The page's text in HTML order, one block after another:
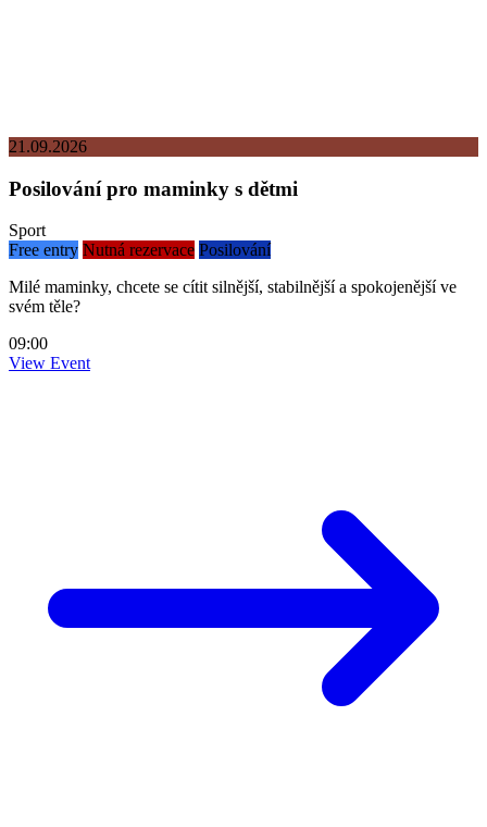
21.09.2026
Posilování pro maminky s dětmi
Sport
Free entry Nutná rezervace Posilování
Milé maminky, chcete se cítit silnější, stabilnější a spokojenější ve
svém těle?
09:00
View Event